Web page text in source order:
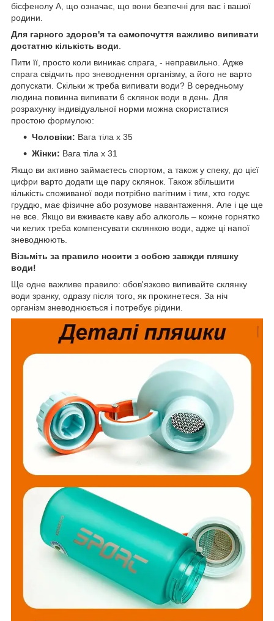
бісфенолу А, що означає, що вони безпечні для вас і вашої
родини.
Для гарного здоров'я та самопочуття важливо випивати
достатню кількість води
Пити її, просто коли виникає спрага, - неправильно. Адже
спрага свідчить про зневоднення організму, а його не варто
допускати. Скільки ж треба випивати води? В середньому
людина повинна випивати 6 склянок води в день. Для
розрахунку індивідуальної норми можна скористатися
простою формулою:
Чоловіки: Вага тіла х 35
Жінки: Вага тіла х 31
Якщо ви активно займаєтесь спортом, а також у спеку, до цієї
цифри варто додати ще пару склянок. Також збільшити
кількість споживаної води потрібно вагітним і тим, хто годує
груддю, має фізичне або розумове навантаження. Але і це ще
не все. Якщо ви вживаєте каву або алкоголь – кожне горнятко
чи келих треба компенсувати склянкою води, адже ці напої
зневоднюють.
Візьміть за правило носити з собою завжди пляшку
води!
Ще одне важливе правило: обов'язково випивайте склянку
води зранку, одразу після того, як прокинетеся. За ніч
організм зневоднюється і потребує рідини.